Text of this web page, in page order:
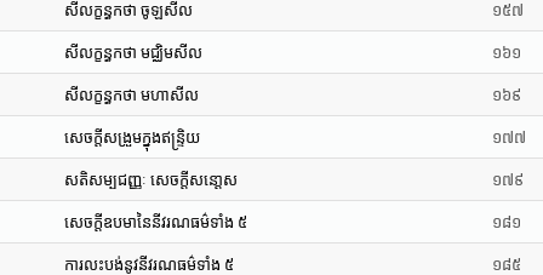
សីលក្ខន្ធកថា ចូឡសីល ១៥៧
សីលក្ខន្ធកថា មជ្ឈិមសីល ១៦១
សីលក្ខន្ធកថា មហាសីល ១៦៩
សេចក្តីសង្រួមក្នុងឥន្រ្ទិយ ១៧៧
សតិសម្បជញ្ញៈ សេចក្តីសនោ្តស ១៧៩
សេចក្តីឧបមានៃនីវរណធម៌ទាំង ៥ ១៨១
ការលះបង់នូវនីវរណធម៌ទាំង ៥ ១៨៥